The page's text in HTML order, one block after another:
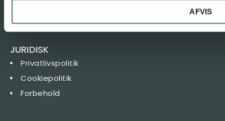
AFVIS
JURIDISK
Privatlivspolitik
Cookiepolitik
Forbehold